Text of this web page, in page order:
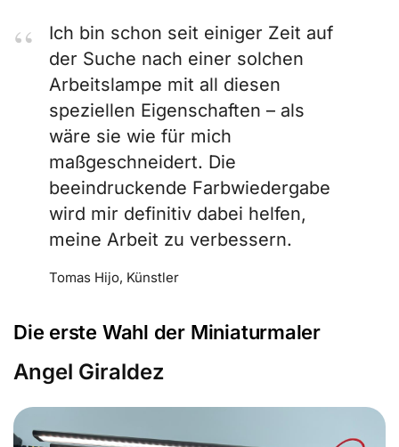
Ich bin schon seit einiger Zeit auf
der Suche nach einer solchen
Arbeitslampe mit all diesen
speziellen Eigenschaften – als
wäre sie wie für mich
maßgeschneidert. Die
beeindruckende Farbwiedergabe
wird mir definitiv dabei helfen,
meine Arbeit zu verbessern.
Tomas Hijo, Künstler
Die erste Wahl der Miniaturmaler
Angel Giraldez